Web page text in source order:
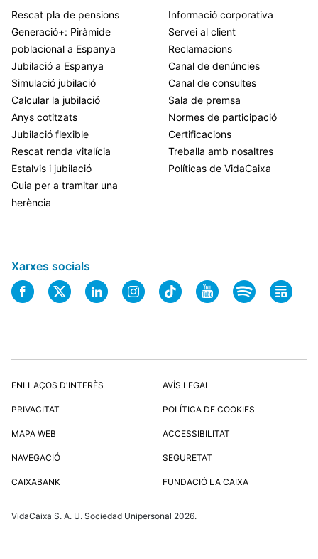
Rescat pla de pensions
Generació+: Piràmide
poblacional a Espanya
Jubilació a Espanya
Simulació jubilació
Calcular la jubilació
Anys cotitzats
Jubilació flexible
Rescat renda vitalícia
Estalvis i jubilació
Guia per a tramitar una
herència
Informació corporativa
Servei al client
Reclamacions
Canal de denúncies
Canal de consultes
Sala de premsa
Normes de participació
Certificacions
Treballa amb nosaltres
Políticas de VidaCaixa
Xarxes socials
ENLLAÇOS D'INTERÈS AVÍS LEGAL
PRIVACITAT POLÍTICA DE COOKIES
MAPA WEB ACCESSIBILITAT
NAVEGACIÓ SEGURETAT
CAIXABANK FUNDACIÓ LA CAIXA
VidaCaixa S. A. U. Sociedad Unipersonal 2026.